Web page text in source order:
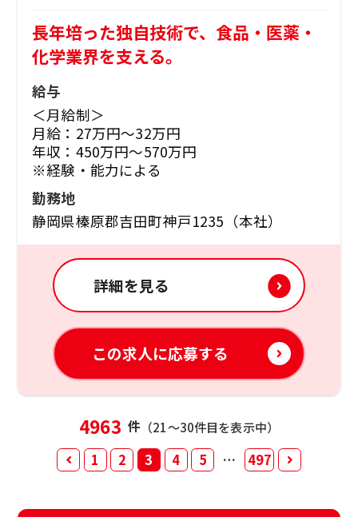
長年培った独自技術で、食品・医薬・
化学業界を支える。
給与
＜月給制＞
月給：27万円～32万円
年収：450万円～570万円
※経験・能力による
勤務地
静岡県榛原郡吉田町神戸1235（本社）
詳細を見る
この求人に応募する
4963 件 （21〜30件目を表示中）
1 2 3 4 5 … 497